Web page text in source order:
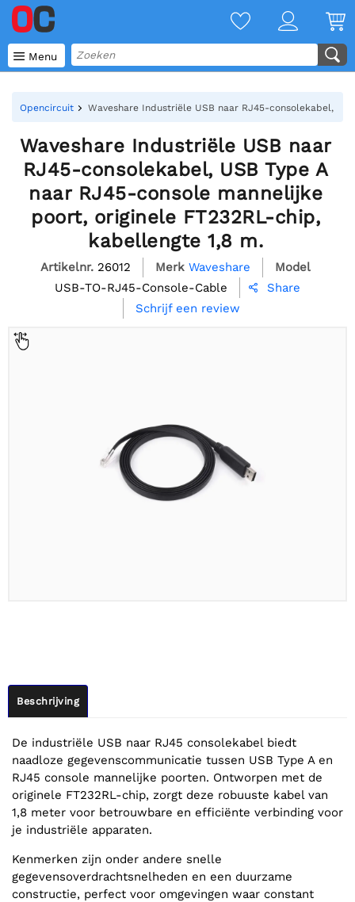
 Menu
Opencircuit Waveshare Industriële USB naar RJ45-consolekabel,
Waveshare Industriële USB naar
RJ45-consolekabel, USB Type A
naar RJ45-console mannelijke
poort, originele FT232RL-chip,
kabellengte 1,8 m.
Artikelnr. 26012 Merk Waveshare
Model
USB-TO-RJ45-Console-Cable

Share
Schrijf een review
Beschrijving
De industriële USB naar RJ45 consolekabel biedt
naadloze gegevenscommunicatie tussen USB Type A en
RJ45 console mannelijke poorten. Ontworpen met de
originele FT232RL-chip, zorgt deze robuuste kabel van
1,8 meter voor betrouwbare en efficiënte verbinding voor
je industriële apparaten.
Kenmerken zijn onder andere snelle
gegevensoverdrachtsnelheden en een duurzame
constructie, perfect voor omgevingen waar constant